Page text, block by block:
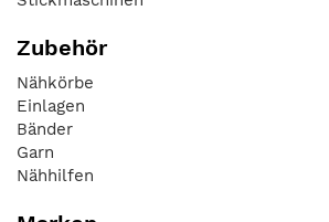
Zubehör
Nähkörbe
Einlagen
Bänder
Garn
Nähhilfen